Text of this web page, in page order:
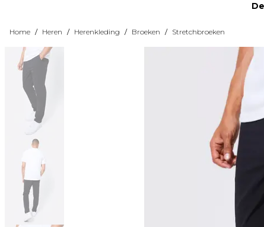
Home / Heren / Herenkleding / Broeken / Stretchbroeken